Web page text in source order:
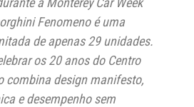
Fenomeno é uma
de apenas 29 unidades.
os 20 anos do Centro
combina design manifesto,
e desempenho sem